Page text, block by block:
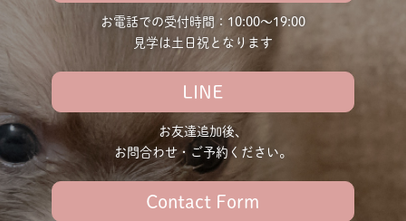
お電話での受付時間：10:00〜19:00
見学は土日祝となります
LINE
お友達追加後、
お問合わせ・ご予約ください。
Contact Form